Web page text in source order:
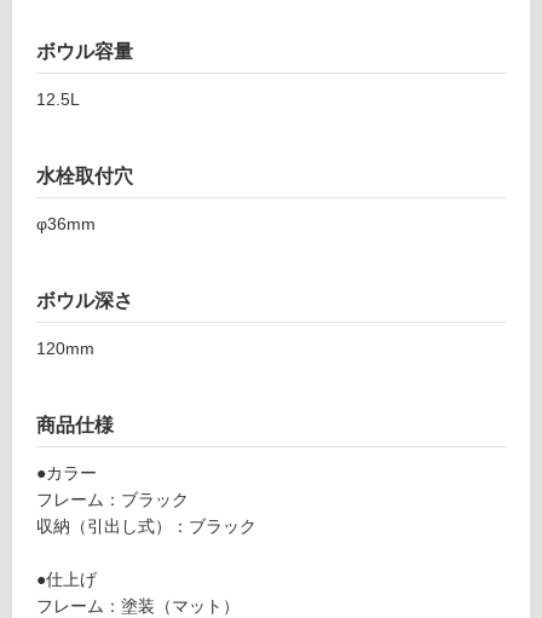
ボウル容量
12.5L
水栓取付穴
φ36mm
ボウル深さ
120mm
商品仕様
●カラー
フレーム：ブラック
収納（引出し式）：ブラック
●仕上げ
フレーム：塗装（マット）